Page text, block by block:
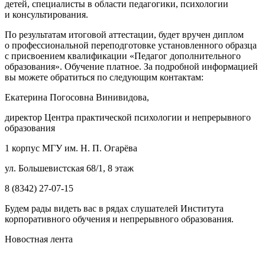
детей, специалисты в области педагогики, психологии
и консультирования.
По результатам итоговой аттестации, будет вручен диплом
о профессиональной переподготовке установленного образца
с присвоением квалификации «Педагог дополнительного
образования». Обучение платное. За подробной информацией
вы можете обратиться по следующим контактам:
Екатерина Погосовна Винивидова,
директор Центра практической психологии и непрерывного
образования
1 корпус МГУ им. Н. П. Огарëва
ул. Большевистская 68/1, 8 этаж
8 (8342) 27-07-15
Будем рады видеть вас в рядах слушателей Института
корпоративного обучения и непрерывного образования.
Новостная лента